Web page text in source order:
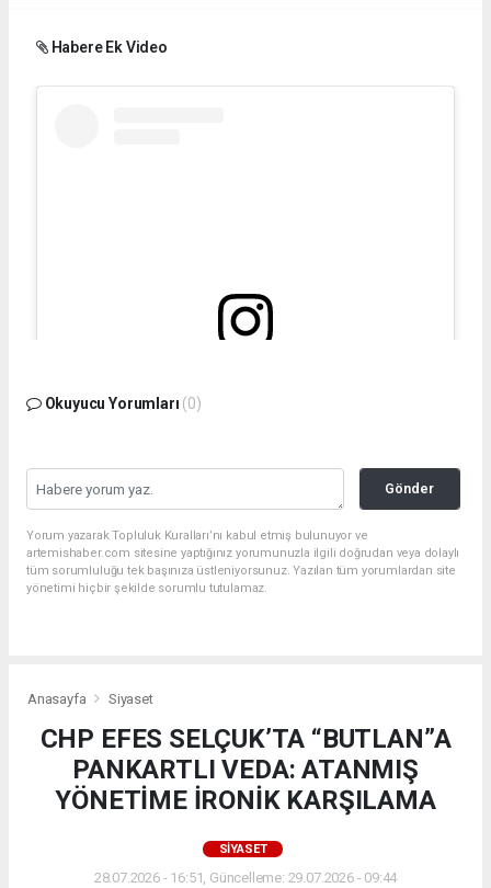
Habere Ek Video
Okuyucu Yorumları (0)
Gönder
Yorum yazarak Topluluk Kuralları’nı kabul etmiş bulunuyor ve
artemishaber.com sitesine yaptığınız yorumunuzla ilgili doğrudan veya dolaylı
tüm sorumluluğu tek başınıza üstleniyorsunuz. Yazılan tüm yorumlardan site
yönetimi hiçbir şekilde sorumlu tutulamaz.
Anasayfa Siyaset
CHP EFES SELÇUK’TA “BUTLAN”A
PANKARTLI VEDA: ATANMIŞ
YÖNETİME İRONİK KARŞILAMA
SIYASET
28.07.2026 - 16:51, Güncelleme: 29.07.2026 - 09:44